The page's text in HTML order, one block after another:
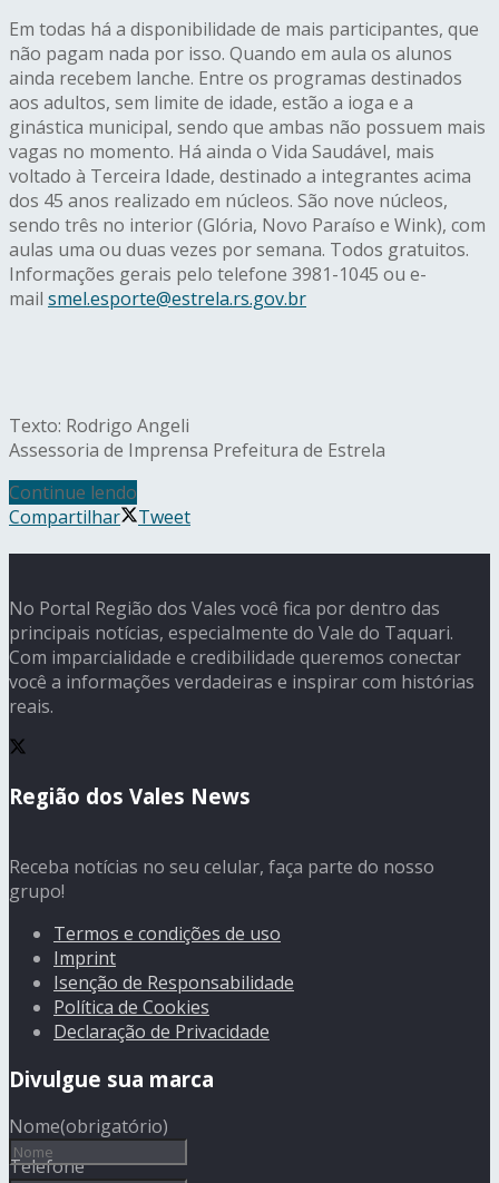
Em todas há a disponibilidade de mais participantes, que
não pagam nada por isso. Quando em aula os alunos
ainda recebem lanche. Entre os programas destinados
aos adultos, sem limite de idade, estão a ioga e a
ginástica municipal, sendo que ambas não possuem mais
vagas no momento. Há ainda o Vida Saudável, mais
voltado à Terceira Idade, destinado a integrantes acima
dos 45 anos realizado em núcleos. São nove núcleos,
sendo três no interior (Glória, Novo Paraíso e Wink), com
aulas uma ou duas vezes por semana. Todos gratuitos.
Informações gerais pelo telefone 3981-1045 ou e-
mail smel.esporte@estrela.rs.gov.br
Texto: Rodrigo Angeli
Assessoria de Imprensa Prefeitura de Estrela
Continue lendo
Compartilhar
Tweet
No Portal Região dos Vales você fica por dentro das
principais notícias, especialmente do Vale do Taquari.
Com imparcialidade e credibilidade queremos conectar
você a informações verdadeiras e inspirar com histórias
reais.
Região dos Vales News
Receba notícias no seu celular, faça parte do nosso
grupo!
Termos e condições de uso
Imprint
Isenção de Responsabilidade
Política de Cookies
Declaração de Privacidade
Divulgue sua marca
Nome(obrigatório)
Telefone